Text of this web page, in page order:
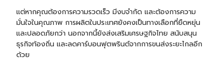
แต่หากคุณต้องการความรวดเร็ว มีงบจำกัด และต้องการความ
มั่นใจในคุณภาพ การผลิตในประเทศยังคงเป็นทางเลือกที่ยืดหยุ่น
และปลอดภัยกว่า นอกจากนี้ยังส่งเสริมเศรษฐกิจไทย สนับสนุน
ธุรกิจท้องถิ่น และลดคาร์บอนฟุตพรินต์จากการขนส่งระยะไกลอีก
ด้วย